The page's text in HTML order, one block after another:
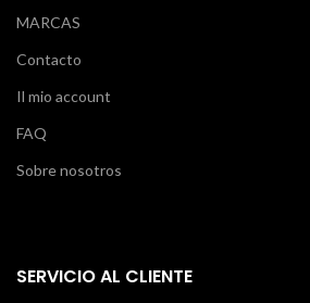
MARCAS
Contacto
Il mio account
FAQ
Sobre nosotros
SERVICIO AL CLIENTE